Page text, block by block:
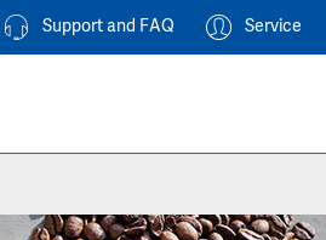
Support and FAQ Service